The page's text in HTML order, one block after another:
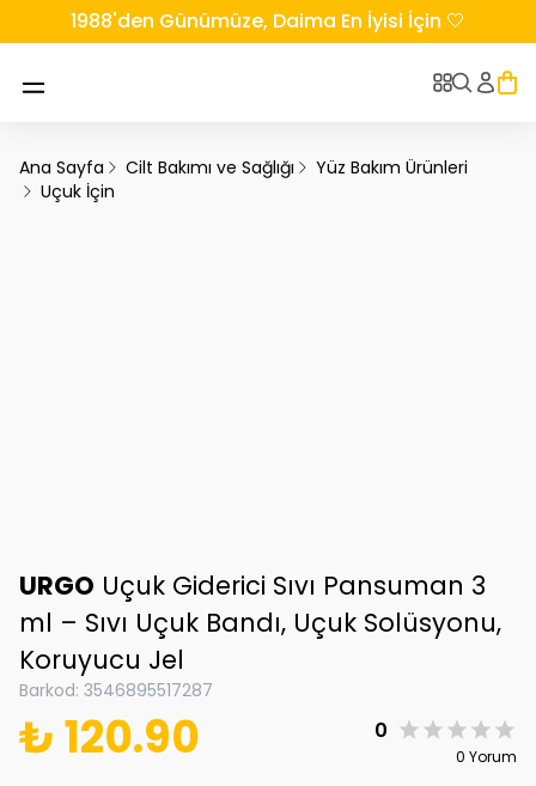
1988'den Günümüze, Daima En İyisi İçin 🤍
Ana Sayfa Cilt Bakımı ve Sağlığı
Yüz Bakım Ürünleri
Uçuk İçin
URGO Uçuk Giderici Sıvı Pansuman 3
ml – Sıvı Uçuk Bandı, Uçuk Solüsyonu,
Koruyucu Jel
Barkod: 3546895517287
₺ 120.90 0
0 Yorum